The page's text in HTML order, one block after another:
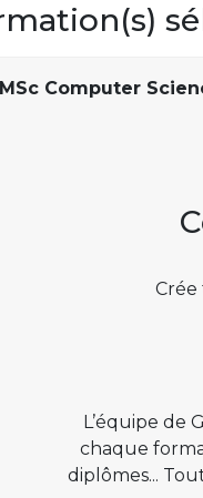
MSc Computer
L’équipe de
chaque
diplômes...